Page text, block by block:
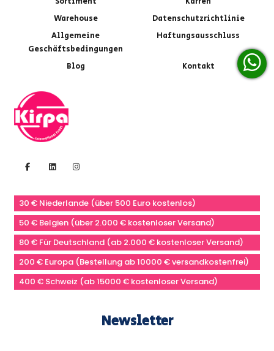
Warehouse
Datenschutzrichtlinie
Allgemeine
Geschäftsbedingungen
Haftungsausschluss
Blog Kontakt
30 € Niederlande (über 500 Euro kostenlos)
50 € Belgien (über 2.000 € kostenloser Versand)
80 € Für Deutschland (ab 2.000 € kostenloser Versand)
200 € Europa (Bestellung ab 10000 € versandkostenfrei)
400 € Schweiz (ab 15000 € kostenloser Versand)
Newsletter